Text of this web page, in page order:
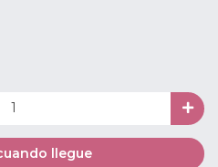
llegue